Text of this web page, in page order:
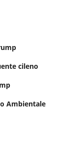
cileno
Ambientale